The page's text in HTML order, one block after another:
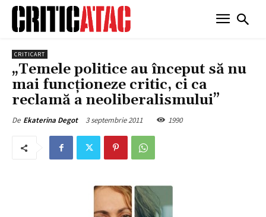
CRITICART
„Temele politice au început să nu
mai funcționeze critic, ci ca
reclamă a neoliberalismului”
De Ekaterina Degot 3 septembrie 2011 1990